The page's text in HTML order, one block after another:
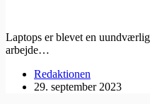
Laptops er blevet en
arbejde…
Redaktionen
29. september 2023